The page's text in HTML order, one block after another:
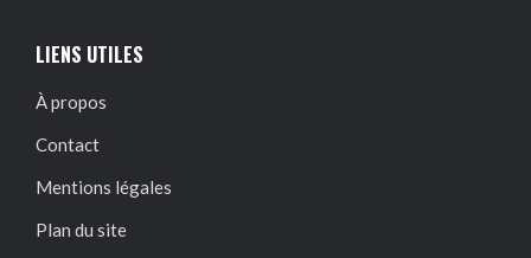
LIENS UTILES
À propos
Contact
Mentions légales
Plan du site